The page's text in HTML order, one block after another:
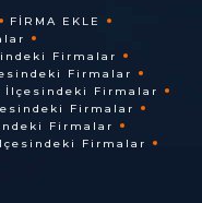
FIRMA EKLE
Firmalar
Firmalar
İlçesindeki Firmalar
Firmalar
Firmalar
Firmalar